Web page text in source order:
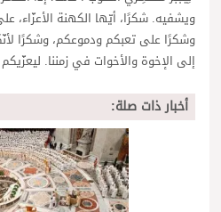
ويشفيه. شكرًا، أيّها الكهنة الأعزّاء،
وشكرًا على تعبكم ودموعكم، وشكرًا
إلى الإخوة والأخوات في زمننا.
أخبار ذات صلة: